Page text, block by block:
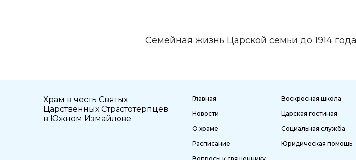
Семейная жизнь Царской семьи до 1914 года
Храм в честь Святых
Царственных Страстотерпцев
в Южном Измайлове
Главная
Новости
О храме
Расписание
Вопросы к священнику
Воскресная школа
Царская гостиная
Социальная служба
Юридическая помощь